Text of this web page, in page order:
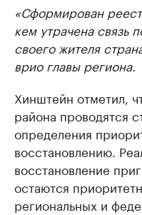
«Сформирован
кем утрачена связь
своего жителя
врио главы региона.
Хинштейн отметил,
района проводятся
определения
восстановлению.
восстановление
остаются
региональных и